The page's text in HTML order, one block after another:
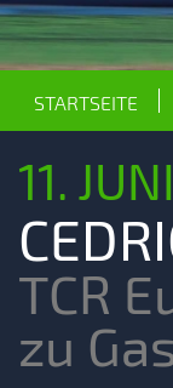
STARTSEITE
11.
TCR
zu